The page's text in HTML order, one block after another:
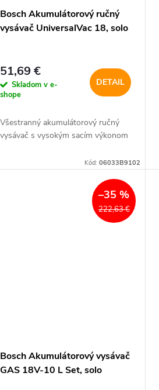
Bosch Akumulátorový ručný
vysávač UniversalVac 18, solo
51,69 €
Skladom v e-
shope
DETAIL
Všestranný akumulátorový ručný
vysávač s vysokým sacím výkonom
Kód:06033B9102
222,63 €
–35 %
Bosch Akumulátorový vysávač
GAS 18V-10 L Set, solo